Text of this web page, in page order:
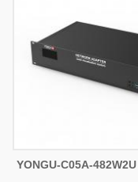
YONGU-C05A-482W2U